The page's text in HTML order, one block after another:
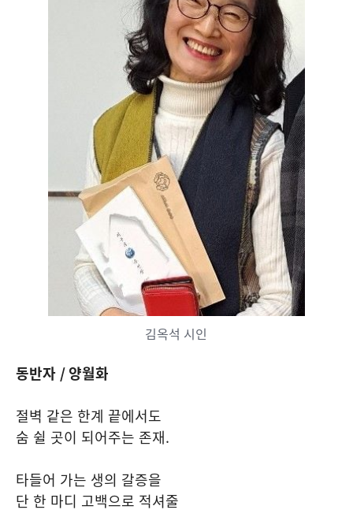
김옥석 시인
동반자 /양월화
절벽 같은 한계 끝에서도
숨 쉴 곳이 되어주는 존재.
타들어 가는 생의 갈증을
단 한 마디 고백으로 적셔줄